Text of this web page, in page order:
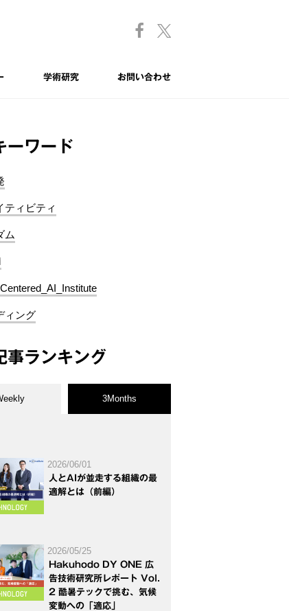
学術研究 お問い合わせ
ーワード
ティビティ
ム
ィング
事ランキング
3Months
2026/06/01
人とAIが並走する組織の最
適解とは（前編）
2026/05/25
Hakuhodo DY ONE 広
告技術研究所レポート Vol.
2 酷暑テックで挑む、気候
変動への「適応」